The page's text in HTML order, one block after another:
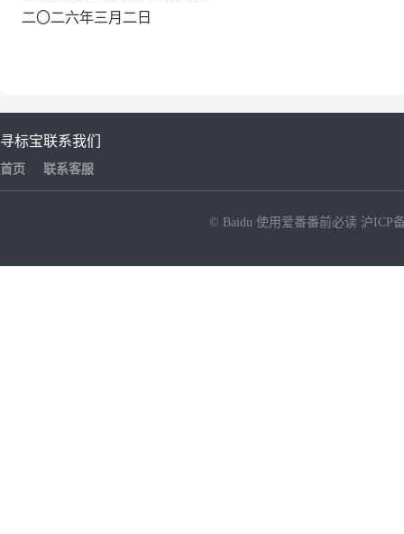
二〇二六年三月二日
寻标宝
首页
联系我们
联系客服
© Baidu 使用爱番番前必读 沪ICP